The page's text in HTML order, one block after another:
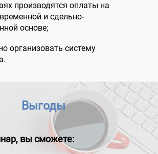
производятся оплаты на
и сдельно-
основе;
организовать систему
Выгоды
вы сможете: